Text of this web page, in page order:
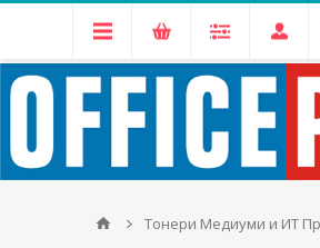
Тонери Медиуми и ИТ